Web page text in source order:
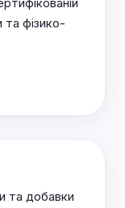
та фізико-
та добавки